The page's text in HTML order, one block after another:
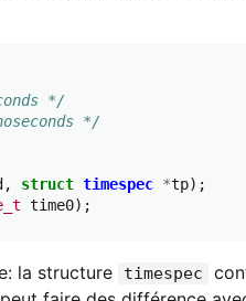
*/
*/
, struct timespec *tp);
time0);
la structure timespec